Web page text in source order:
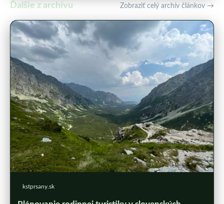
Ďalšie z archívu Zobraziť celý archív článkov →
kstprsany.sk